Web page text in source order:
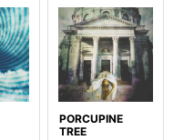
PORCUPINE
TREE